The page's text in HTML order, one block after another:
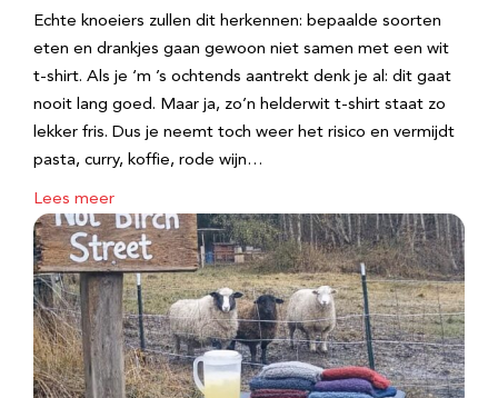
Echte knoeiers zullen dit herkennen: bepaalde soorten
eten en drankjes gaan gewoon niet samen met een wit
t-shirt. Als je ‘m ’s ochtends aantrekt denk je al: dit gaat
nooit lang goed. Maar ja, zo’n helderwit t-shirt staat zo
lekker fris. Dus je neemt toch weer het risico en vermijdt
pasta, curry, koffie, rode wijn…
Lees meer